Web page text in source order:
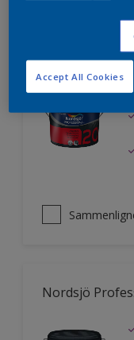
Nordsjö
Nordsjö
Accept All Cookies